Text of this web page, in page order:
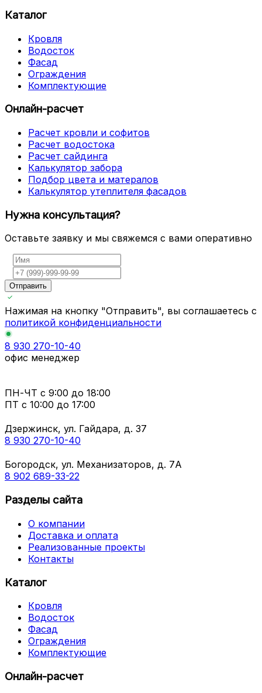
Каталог
Кровля
Водосток
Фасад
Ограждения
Комплектующие
Онлайн-расчет
Расчет кровли и софитов
Расчет водостока
Расчет сайдинга
Калькулятор забора
Подбор цвета и матералов
Калькулятор утеплителя фасадов
Нужна консультация?
Оставьте заявку и мы свяжемся с вами оперативно
Отправить
Нажимая на кнопку "Отправить", вы соглашаетесь с
политикой конфиденциальности
8 930 270-10-40
офис менеджер
ПН-ЧТ с 9:00 до 18:00
ПТ с 10:00 до 17:00
Дзержинск, ул. Гайдара, д. 37
8 930 270-10-40
Богородск, ул. Механизаторов, д. 7А
8 902 689-33-22
Разделы сайта
О компании
Доставка и оплата
Реализованные проекты
Контакты
Каталог
Кровля
Водосток
Фасад
Ограждения
Комплектующие
Онлайн-расчет